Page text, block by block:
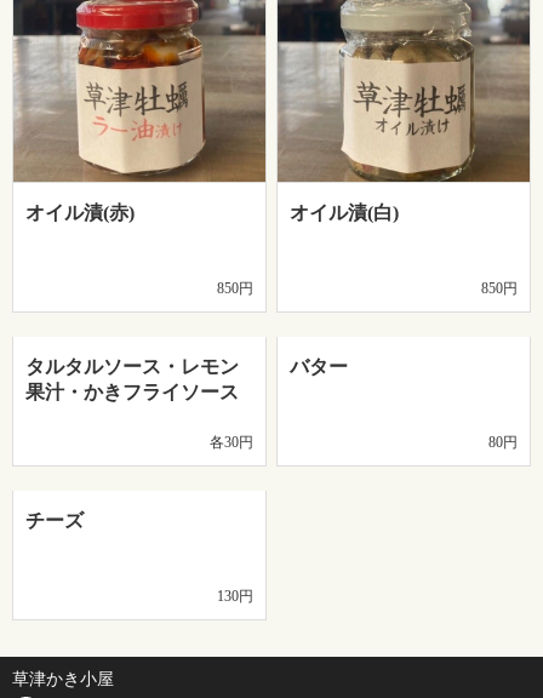
オイル漬(赤)
850円
オイル漬(白)
850円
タルタルソース・レモン
果汁・かきフライソース
各30円
バター
80円
チーズ
130円
草津かき小屋